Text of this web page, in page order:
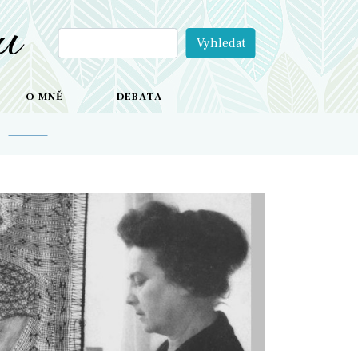
O MNĚ DEBATA